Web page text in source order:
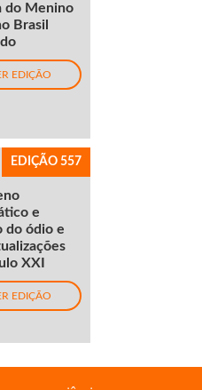
do Menino
Brasil
EDIÇÃO
EDIÇÃO 557
e
do ódio e
XXI
EDIÇÃO